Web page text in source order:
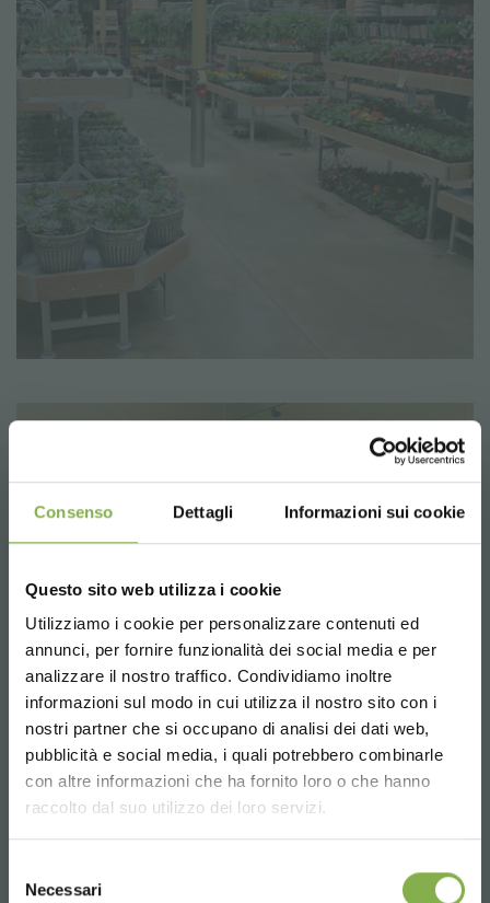
Consenso Dettagli Informazioni sui cookie
Questo sito web utilizza i cookie
Utilizziamo i cookie per personalizzare contenuti ed
annunci, per fornire funzionalità dei social media e per
analizzare il nostro traffico. Condividiamo inoltre
informazioni sul modo in cui utilizza il nostro sito con i
nostri partner che si occupano di analisi dei dati web,
pubblicità e social media, i quali potrebbero combinarle
con altre informazioni che ha fornito loro o che hanno
raccolto dal suo utilizzo dei loro servizi.
delNecessari
Choose the country you are in and your
language for a better browsing experience
TAUCHE EIN IN UNSERE
WELT!
Ein kleines Geschenk für dich...
5 % Rabattauf deine erste Bestellung *
2 % Rabatt immerauf tutti deine
zukünftigen Einkäufe *
ab einem Bestellwert
von 15.000 €